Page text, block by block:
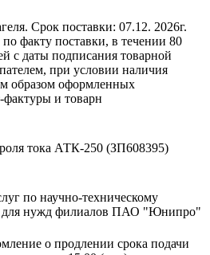
Срок поставки: 07.12. 2026г.
факту поставки, в течении 80
с даты подписания товарной
при условии наличия
образом оформленных
фактуры и товарн
тока АТК-250 (ЗП608395)
по научно-техническому
для нужд филиалов ПАО "Юнипро"
о продлении срока подачи